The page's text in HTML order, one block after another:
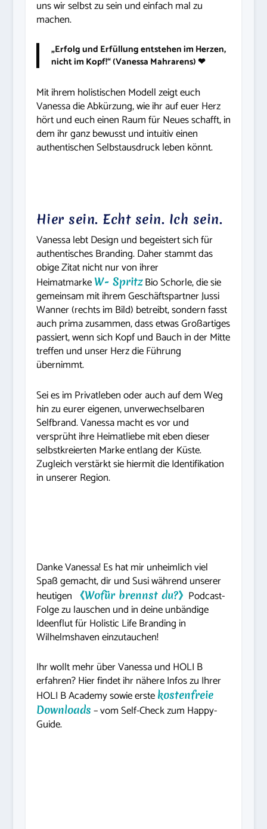
uns wir selbst zu sein und einfach mal zu
machen.
„Erfolg und Erfüllung entstehen im Herzen,
nicht im Kopf!“ (Vanessa Mahrarens) ❤
Mit ihrem holistischen Modell zeigt euch
Vanessa die Abkürzung, wie ihr auf euer Herz
hört und euch einen Raum für Neues schafft, in
dem ihr ganz bewusst und intuitiv einen
authentischen Selbstausdruck leben könnt.
Hier sein. Echt sein. Ich sein.
Vanessa lebt Design und begeistert sich für
authentisches Branding. Daher stammt das
obige Zitat nicht nur von ihrer
HeimatmarkeW- SpritzBio Schorle, die sie
gemeinsam mit ihrem Geschäftspartner Jussi
Wanner (rechts im Bild) betreibt, sondern fasst
auch prima zusammen, dass etwas Großartiges
passiert, wenn sich Kopf und Bauch in der Mitte
treffen und unser Herz die Führung
übernimmt.
Sei es im Privatleben oder auch auf dem Weg
hin zu eurer eigenen, unverwechselbaren
Selfbrand. Vanessa macht es vor und
versprüht ihre Heimatliebe mit eben dieser
selbstkreierten Marke entlang der Küste.
Zugleich verstärkt sie hiermit die Identifikation
in unserer Region.
Danke Vanessa! Es hat mir unheimlich viel
Spaß gemacht, dir und Susi während unserer
heutigen 《Wofür brennst du?》 Podcast-
Folge zu lauschen und in deine unbändige
Ideenflut für Holistic Life Branding in
Wilhelmshaven einzutauchen!
Ihr wollt mehr über Vanessa und HOLI B
erfahren? Hier findet ihr nähere Infos zu Ihrer
HOLI B Academy sowie erste kostenfreie
Downloads – vom Self-Check zum Happy-
Guide.